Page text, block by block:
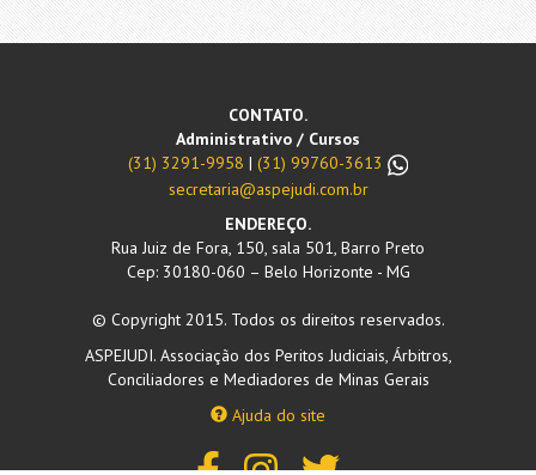
CONTATO.
Administrativo / Cursos
ENDEREÇO.
Rua Juiz de Fora, 150, sala 501, Barro Preto
Cep: 30180-060 – Belo Horizonte - MG
© Copyright 2015. Todos os direitos reservados.
ASPEJUDI. Associação dos Peritos Judiciais, Árbitros,
Conciliadores e Mediadores de Minas Gerais
Ajuda do site